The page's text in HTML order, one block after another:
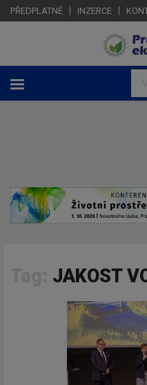
PŘEDPLATNÉ INZERCE
JAKOST